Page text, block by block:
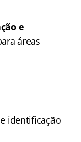
e
áreas
identificação